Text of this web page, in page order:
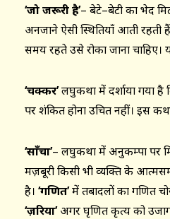
‘जो जरूरी है’– बेटे–बेटी का भेद
अनजाने ऐसी स्थितियाँ आती
समय रहते उसे रोका जाना
‘चक्कर’लघुकथा में दर्शाया गया है
पर शंकित होना उचित नहीं। इस
‘साँचा’– लघुकथा में अनुकम्पा पर
मज़बूरी किसी भी व्यक्ति के
है। ‘गणित’में तबादलों का गणित
‘ज़रिया’अगर घृणित कृत्य को